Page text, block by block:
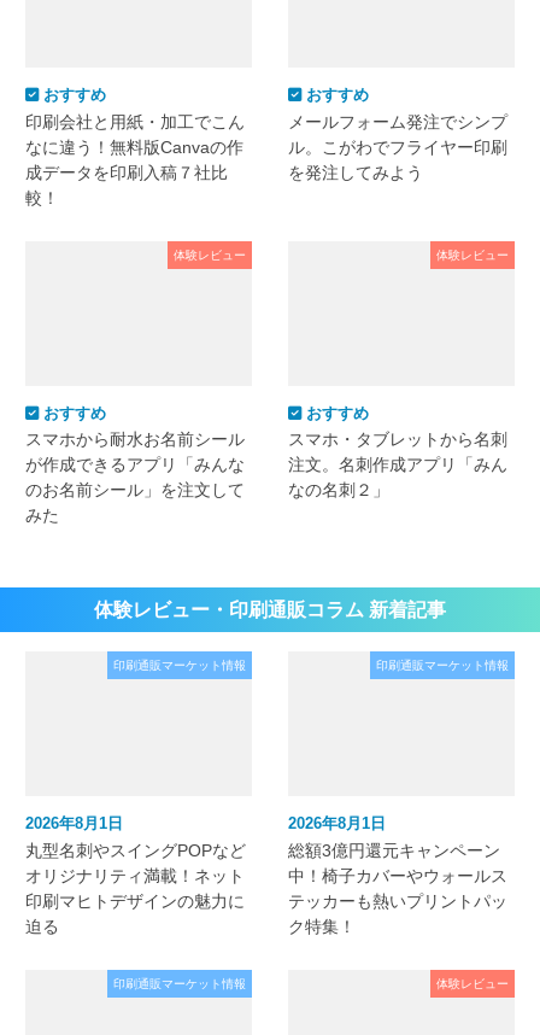
おすすめ
印刷会社と用紙・加工でこん
なに違う！無料版Canvaの作
成データを印刷入稿７社比
較！
おすすめ
メールフォーム発注でシンプ
ル。こがわでフライヤー印刷
を発注してみよう
体験レビュー
おすすめ
スマホから耐水お名前シール
が作成できるアプリ「みんな
のお名前シール」を注文して
みた
体験レビュー
おすすめ
スマホ・タブレットから名刺
注文。名刺作成アプリ「みん
なの名刺２」
体験レビュー・印刷通販コラム 新着記事
印刷通販マーケット情報
2026年8月1日
丸型名刺やスイングPOPなど
オリジナリティ満載！ネット
印刷マヒトデザインの魅力に
迫る
印刷通販マーケット情報
2026年8月1日
総額3億円還元キャンペーン
中！椅子カバーやウォールス
テッカーも熱いプリントパッ
ク特集！
印刷通販マーケット情報 体験レビュー